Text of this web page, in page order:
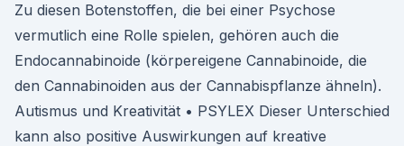
Zu diesen Botenstoffen, die bei einer Psychose
vermutlich eine Rolle spielen, gehören auch die
Endocannabinoide (körpereigene Cannabinoide, die
den Cannabinoiden aus der Cannabispflanze ähneln).
Autismus und Kreativität • PSYLEX Dieser Unterschied
kann also positive Auswirkungen auf kreative